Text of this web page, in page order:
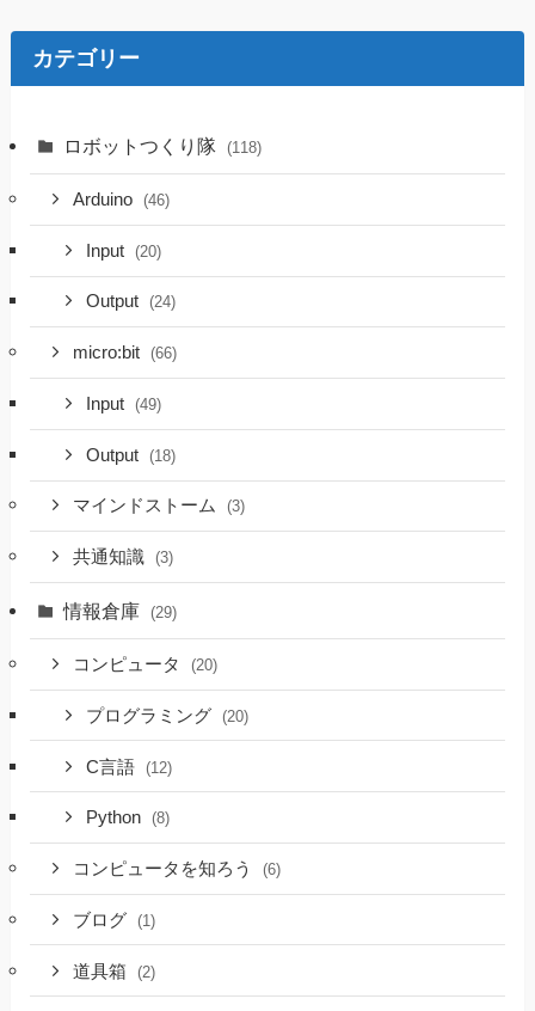
カテゴリー
ロボットつくり隊 (118)
Arduino (46)
Input (20)
Output (24)
micro:bit (66)
Input (49)
Output (18)
マインドストーム (3)
共通知識 (3)
情報倉庫 (29)
コンピュータ (20)
プログラミング (20)
C言語 (12)
Python (8)
コンピュータを知ろう (6)
ブログ (1)
道具箱 (2)